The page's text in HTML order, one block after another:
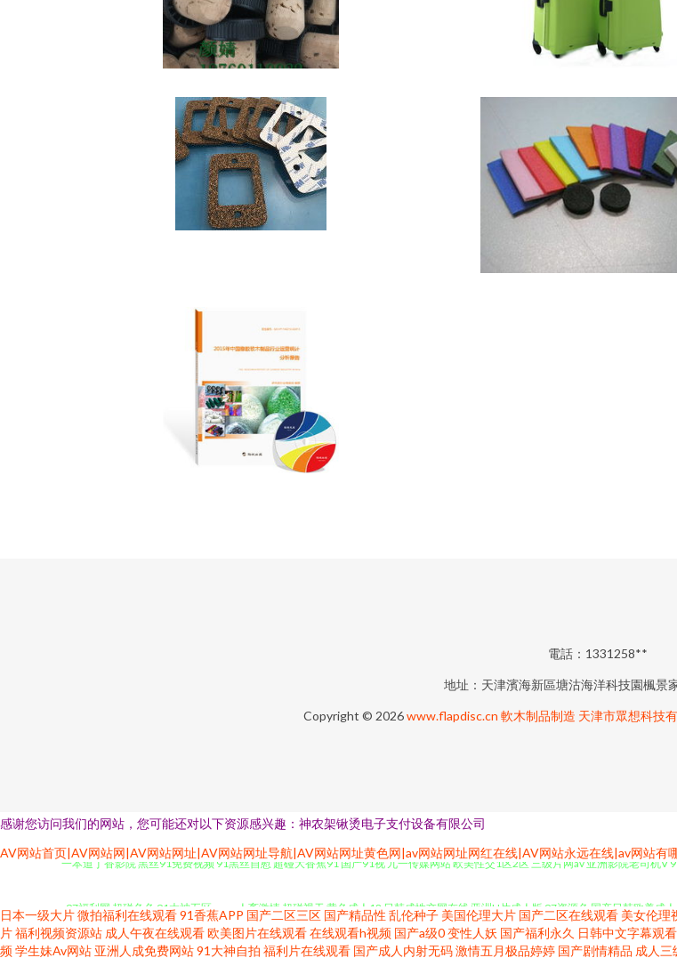
電話：1331258**
地址：天津濱海新區塘沽海洋科技園楓景
Copyright © 2026www.flapdisc.cn 軟木制品制造 天津市眾想科技
感谢您访问我们的网站，您可能还对以下资源感兴趣：神农架锹烫电子支付设备有限公司
AV网站首页|AV网站网|AV网站网址|AV网站网址导航|AV网站网址黄色网|av网站网址网红在线|AV网站永远在线|av网站有
一本道丁香影院 黑丝91免费视频 91黑丝自慰 超碰大香蕉91 国产91视 九一传媒网站 欧美性交1区2区 三级片网av 亚洲影院老司机V
91色色导航导航 免费的肏屄网址 日本性交 午夜福利18禁 99热九九这里 aa网站 福利导航第一 国内成人精品 大香蕉伊人 不卡日本
日本一级大片微拍福利在线观看91香蕉APP 国产二区三区 国产精品性 乱伦种子 美国伦理大片 国产二区在线观看 美女伦理
片福利视频资源站 成人午夜在线观看欧美图片在线观看在线观看h视频 国产a级0变性人妖 国产福利永久 日韩中文字幕观看
频学生妹Av网站 亚洲人成免费网站91大神自拍 福利片在线观看 国产成人内射无码激情五月极品婷婷 国产剧情精品 成人三